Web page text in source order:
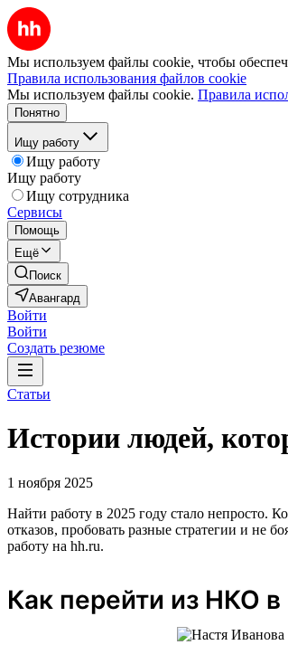
Мы используем файлы cookie, чтобы
Правила использования файлов cookie
Мы используем файлы cookie. Правила
Понятно
Ищу работу
Ищу работу
Ищу работу
Ищу сотрудника
Сервисы
Помощь
Ещё
Поиск
Авангард
Войти
Войти
Создать резюме
Статьи
Истории людей,
1 ноября 2025
Найти работу в 2025 году стало непросто.
отказов, пробовать разные стратегии и не
работу на hh.ru.
Как перейти из НКО